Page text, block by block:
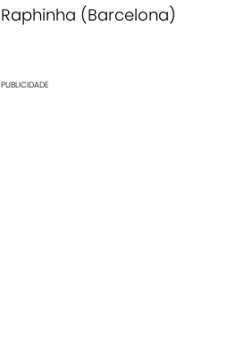
Raphinha (Barcelona)
PUBLICIDADE